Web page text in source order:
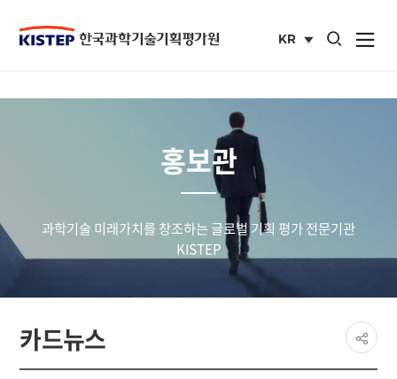
KR
통합검색 열기
사이트맵
홍보관
과학기술 미래가치를 창조하는 글로벌 기획 평가 전문기관
KISTEP
카드뉴스
페이지
공유
share